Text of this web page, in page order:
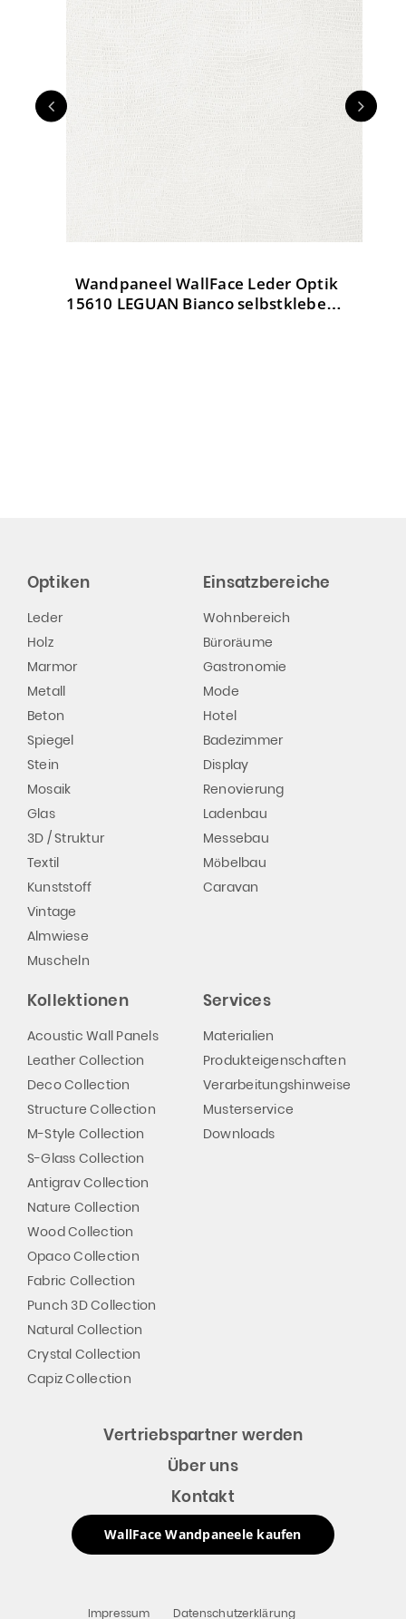
Wandpaneel WallFace Leder Optik
15610 LEGUAN Bianco selbstklebend
Optiken
Leder
Holz
Marmor
Metall
Beton
Spiegel
Stein
Mosaik
Glas
3D / Struktur
Textil
Kunststoff
Vintage
Almwiese
Muscheln
Einsatzbereiche
Wohnbereich
Büroräume
Gastronomie
Mode
Hotel
Badezimmer
Display
Renovierung
Ladenbau
Messebau
Möbelbau
Caravan
Kollektionen
Acoustic Wall Panels
Leather Collection
Deco Collection
Structure Collection
M-Style Collection
S-Glass Collection
Antigrav Collection
Nature Collection
Wood Collection
Opaco Collection
Fabric Collection
Punch 3D Collection
Natural Collection
Crystal Collection
Capiz Collection
Services
Materialien
Produkteigenschaften
Verarbeitungshinweise
Musterservice
Downloads
Vertriebspartner werden
Über uns
Kontakt
WallFace Wandpaneele kaufen
Impressum Datenschutzerklärung